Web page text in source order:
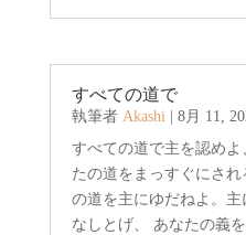
すべての道で
執筆者 Akashi| 8月 11,
すべての道で主を認め
たの道をまっすぐにさ
の道を主にゆだねよ。
なしとげ、 あなたの義